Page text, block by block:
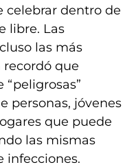
celebrar dentro de
libre. Las
las más
recordó que
personas, jóvenes
que puede
las mismas
infecciones.